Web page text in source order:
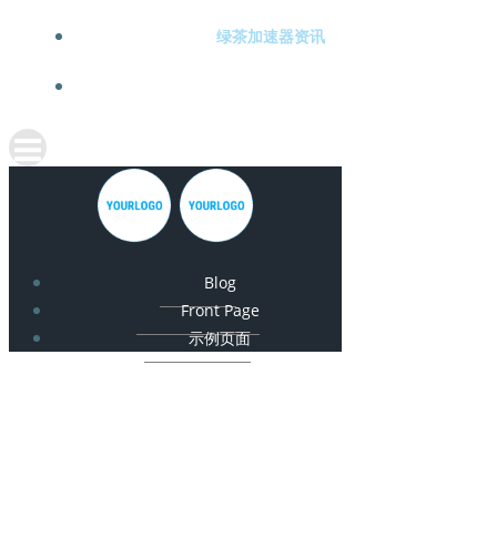
绿茶加速器资讯
Blog
Front Page
示例页面